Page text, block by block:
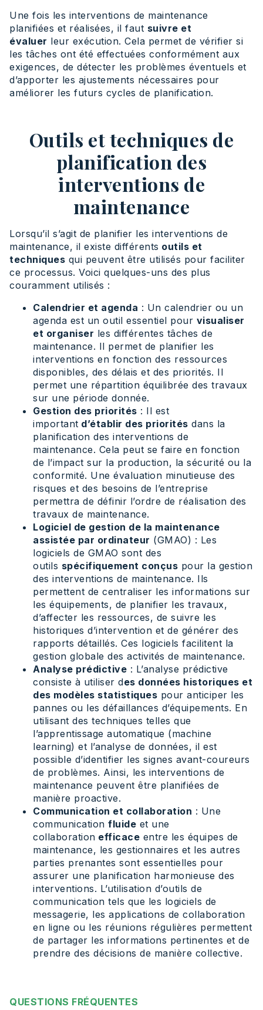
Une fois les interventions de maintenance
planifiées et réalisées, il faut suivre et
évaluer leur exécution. Cela permet de vérifier si
les tâches ont été effectuées conformément aux
exigences, de détecter les problèmes éventuels et
d’apporter les ajustements nécessaires pour
améliorer les futurs cycles de planification.
Outils et techniques de
planification des
interventions de
maintenance
Lorsqu’il s’agit de planifier les interventions de
maintenance, il existe différents outils et
techniques qui peuvent être utilisés pour faciliter
ce processus. Voici quelques-uns des plus
couramment utilisés :
Calendrier et agenda : Un calendrier ou un
agenda est un outil essentiel pour visualiser
et organiser les différentes tâches de
maintenance. Il permet de planifier les
interventions en fonction des ressources
disponibles, des délais et des priorités. Il
permet une répartition équilibrée des travaux
sur une période donnée.
Gestion des priorités : Il est
important d’établir des priorités dans la
planification des interventions de
maintenance. Cela peut se faire en fonction
de l’impact sur la production, la sécurité ou la
conformité. Une évaluation minutieuse des
risques et des besoins de l’entreprise
permettra de définir l’ordre de réalisation des
travaux de maintenance.
Logiciel de gestion de la maintenance
assistée par ordinateur (GMAO) : Les
logiciels de GMAO sont des
outils spécifiquement conçus pour la gestion
des interventions de maintenance. Ils
permettent de centraliser les informations sur
les équipements, de planifier les travaux,
d’affecter les ressources, de suivre les
historiques d’intervention et de générer des
rapports détaillés. Ces logiciels facilitent la
gestion globale des activités de maintenance.
Analyse prédictive : L’analyse prédictive
consiste à utiliser des données historiques et
des modèles statistiques pour anticiper les
pannes ou les défaillances d’équipements. En
utilisant des techniques telles que
l’apprentissage automatique (machine
learning) et l’analyse de données, il est
possible d’identifier les signes avant-coureurs
de problèmes. Ainsi, les interventions de
maintenance peuvent être planifiées de
manière proactive.
Communication et collaboration : Une
communication fluide et une
collaboration efficace entre les équipes de
maintenance, les gestionnaires et les autres
parties prenantes sont essentielles pour
assurer une planification harmonieuse des
interventions. L’utilisation d’outils de
communication tels que les logiciels de
messagerie, les applications de collaboration
en ligne ou les réunions régulières permettent
de partager les informations pertinentes et de
prendre des décisions de manière collective.
QUESTIONS FRÉQUENTES